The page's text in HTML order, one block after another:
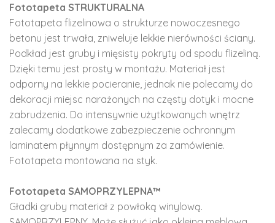
Fototapeta STRUKTURALNA
Fototapeta flizelinowa o strukturze nowoczesnego
betonu jest trwała, zniweluje lekkie nierówności ściany.
Podkład jest gruby i mięsisty pokryty od spodu flizeliną.
Dzięki temu jest prosty w montażu. Materiał jest
odporny na lekkie pocieranie, jednak nie polecamy do
dekoracji miejsc narażonych na częsty dotyk i mocne
zabrudzenia. Do intensywnie użytkowanych wnętrz
zalecamy dodatkowe zabezpieczenie ochronnym
laminatem płynnym dostępnym za zamówienie.
Fototapeta montowana na styk.
Fototapeta SAMOPRZYLEPNA™
Gładki gruby materiał z powłoką winylową.